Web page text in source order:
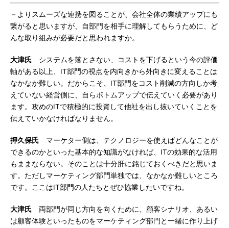
－よりスムーズな連携を図ることが、会社全体の業績アップにも
繋がると思いますが、自部門を相手に理解してもらうために、ど
んな取り組みが必要だと思われますか。
大津氏 システムを落とさない、コストを下げるという今の評価
軸がある以上、IT部門の視点を内向きから外向きに変えることは
なかなか難しい。だからこそ、IT部門をコスト削減の方向しか考
えていない経営側に、自らボトムアップで伝えていく必要があり
ます。攻めのITで積極的に投資して他社を出し抜いていくことを
伝えていかなければなりません。
押久保氏 マーケター側は、テクノロジーを使えばどんなことが
できるのかといった基本的な知識がなければ、ITの効果的な活用
もままならない。そのことは十分肝に銘じておくべきだと思いま
す。ただしマーケティング部門単独では、なかなか難しいところ
です。ここはIT部門の人たちとぜひ協業したいですね。
大津氏 両部門が同じ方向を向くために、顧客シナリオ、あるい
は顧客体験といったものをマーケティング部門と一緒に作り上げ